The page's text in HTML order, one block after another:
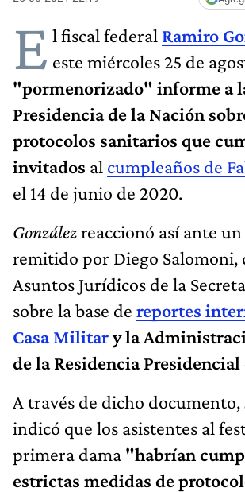
E l fiscal federal Ramiro
este miércoles 25 de
"pormenorizado" informe a
Presidencia de la Nación
protocolos sanitarios que
invitados al cumpleaños de
el 14 de junio de 2020.
Gonzálezreaccionó así ante
remitido por Diego Salomoni,
Asuntos Jurídicos de la
sobre la base de reportes
Casa Military la
de la Residencia Presidencial
A través de dicho documento,
indicó que los asistentes al
primera dama "habrían
estrictas medidas de